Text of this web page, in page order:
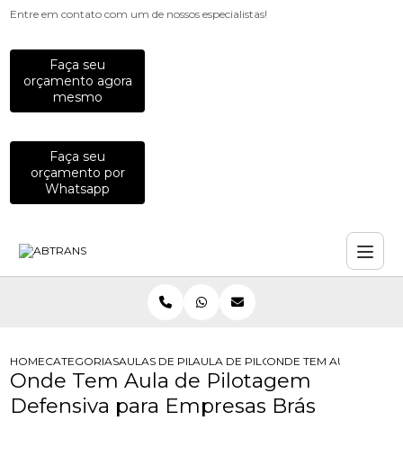
Entre em contato com um de nossos especialistas!
Faça seu
orçamento agora
mesmo
Faça seu
orçamento por
Whatsapp
HOMECATEGORIASAULAS DE PILOTAGEM PARA EMPRESAS
AULA DE PILOTAGEM DEFENSIVA
ONDE TEM AULA DE
Onde Tem Aula de Pilotagem
Defensiva para Empresas Brás